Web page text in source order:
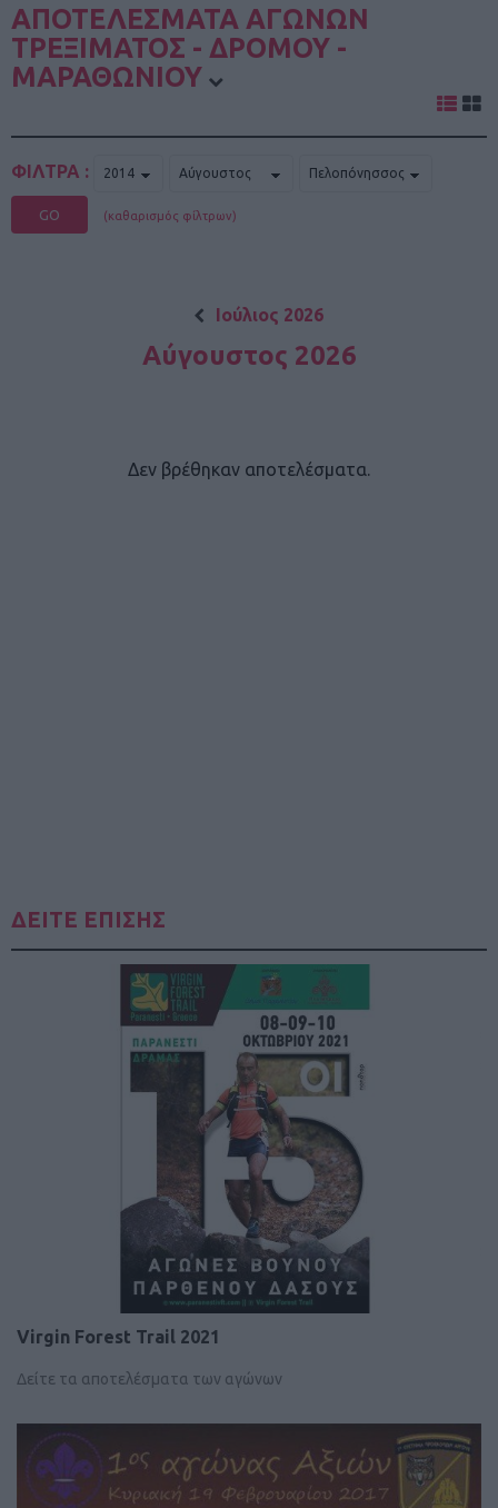
ΑΠΟΤΕΛΕΣΜΑΤΑ ΑΓΩΝΩΝ
ΤΡΕΞΙΜΑΤΟΣ - ΔΡΟΜΟΥ -
ΜΑΡΑΘΩΝΙΟΥ
ΦΙΛΤΡΑ :
GO (καθαρισμός φίλτρων)
Ιούλιος 2026
Αύγουστος 2026
Δεν βρέθηκαν αποτελέσματα.
ΔΕΙΤΕ ΕΠΙΣΗΣ
Virgin Forest Trail 2021
Δείτε τα αποτελέσματα των αγώνων